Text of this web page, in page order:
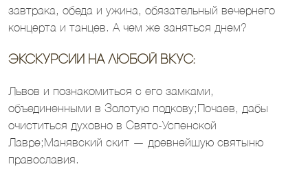
завтрака, обеда и ужина, обязательный вечернего
концерта и танцев. А чем же заняться днем?
Экскурсии на любой вкус:
Львов и познакомиться с его замками,
объединенными в Золотую подкову;Почаев, дабы
очиститься духовно в Свято-Успенской
Лавре;Манявский скит — древнейшую святыню
православия.